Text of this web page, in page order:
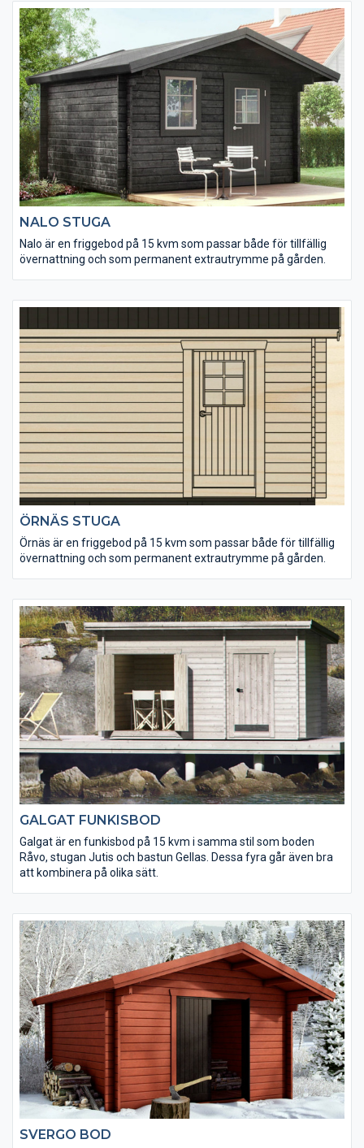
NALO STUGA
Nalo är en friggebod på 15 kvm som passar både för tillfällig
övernattning och som permanent extrautrymme på gården.
ÖRNÄS STUGA
Örnäs är en friggebod på 15 kvm som passar både för tillfällig
övernattning och som permanent extrautrymme på gården.
GALGAT FUNKISBOD
Galgat är en funkisbod på 15 kvm i samma stil som boden
Råvo, stugan Jutis och bastun Gellas. Dessa fyra går även bra
att kombinera på olika sätt.
SVERGO BOD